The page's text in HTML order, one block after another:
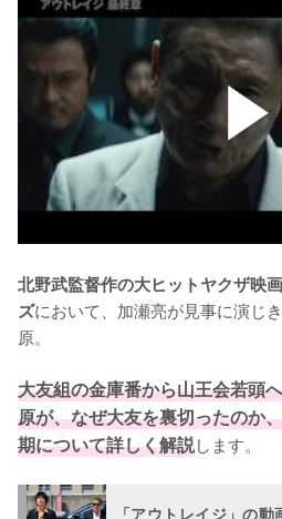
北野武監督作の大ヒットヤクザ映
ズにおいて、加瀬亮が見事に演じ
原。
大友組の金庫番から山王会若頭
原が、なぜ大友を裏切ったのか
期について詳しく解説します。
「アウトレイジ」の